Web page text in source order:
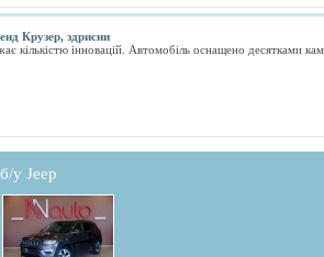
Крузер, здрисни
кількістю інновацій. Автомобіль оснащено десятками
у Jeep